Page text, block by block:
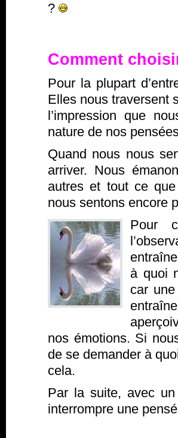
?
Comment
Pour la plupart
Elles nous traversent
l’impression que
nature de nos
Quand nous nous
arriver. Nous
autres et tout ce
nous sentons encore
Pour
à quoi
car
nos émotions. Si
de se demander à
cela.
Par la suite, avec un
interrompre une